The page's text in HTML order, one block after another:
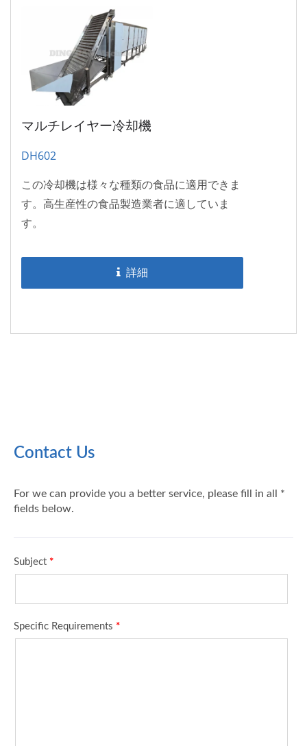
マルチレイヤー冷却機
DH602
この冷却機は様々な種類の食品に適用できま
す。高生産性の食品製造業者に適していま
す。
詳細